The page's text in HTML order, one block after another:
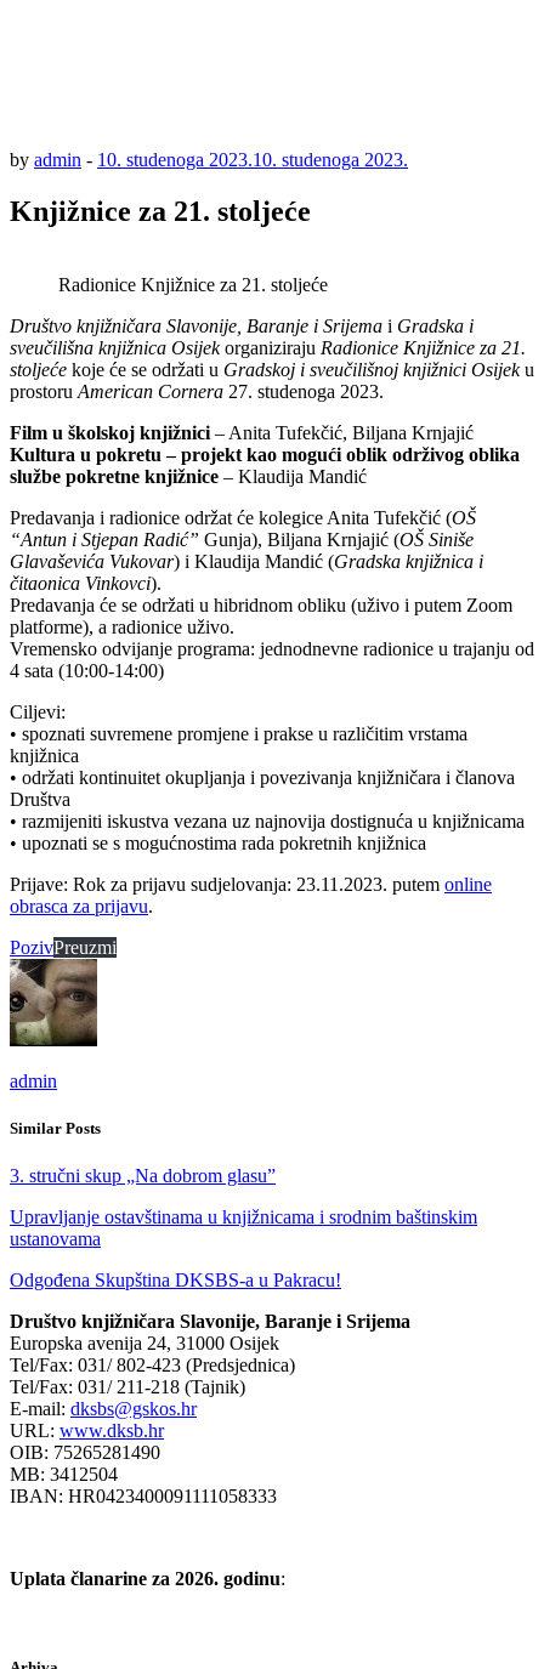
by admin - 10. studenoga 2023.10. studenoga 2023.
Knjižnice za 21. stoljeće
Radionice Knjižnice za 21. stoljeće
Društvo knjižničara Slavonije, Baranje i Srijema i Gradska i
sveučilišna knjižnica Osijekorganiziraju Radionice Knjižnice za 21.
stoljeće koje će se održati u Gradskoj i sveučilišnoj knjižnici Osijeku
prostoru American Cornera 27. studenoga 2023.
Film u školskoj knjižnici – Anita Tufekčić, Biljana Krnjajić
Kultura u pokretu – projekt kao mogući oblik održivog oblika
službe pokretne knjižnice – Klaudija Mandić
Predavanja i radionice održat će kolegice Anita Tufekčić (OŠ
“Antun i Stjepan Radić” Gunja), Biljana Krnjajić (OŠ Siniše
Glavaševića Vukovar) i Klaudija Mandić (Gradska knjižnica i
čitaonica Vinkovci).
Predavanja će se održati u hibridnom obliku (uživo i putem Zoom
platforme), a radionice uživo.
Vremensko odvijanje programa: jednodnevne radionice u trajanju od
4 sata (10:00-14:00)
Ciljevi:
• spoznati suvremene promjene i prakse u različitim vrstama
knjižnica
• održati kontinuitet okupljanja i povezivanja knjižničara i članova
Društva
• razmijeniti iskustva vezana uz najnovija dostignuća u knjižnicama
• upoznati se s mogućnostima rada pokretnih knjižnica
Prijave: Rok za prijavu sudjelovanja: 23.11.2023. putem online
obrasca za prijavu.
PozivPreuzmi
admin
Similar Posts
3. stručni skup „Na dobrom glasu”
Upravljanje ostavštinama u knjižnicama i srodnim baštinskim
ustanovama
Odgođena Skupština DKSBS-a u Pakracu!
Društvo knjižničara Slavonije, Baranje i Srijema
Europska avenija 24, 31000 Osijek
Tel/Fax: 031/ 802-423 (Predsjednica)
Tel/Fax: 031/ 211-218 (Tajnik)
E-mail: dksbs@gskos.hr
URL: www.dksb.hr
OIB: 75265281490
MB: 3412504
IBAN: HR0423400091111058333
Uplata članarine za 2026. godinu: